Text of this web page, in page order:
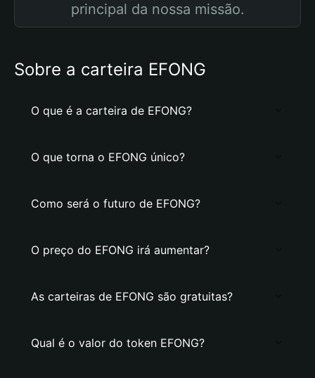
principal da nossa missão.
Sobre a carteira EFONG
O que é a carteira de EFONG?
O que torna o EFONG único?
Como será o futuro de EFONG?
O preço do EFONG irá aumentar?
As carteiras de EFONG são gratuitas?
Qual é o valor do token EFONG?